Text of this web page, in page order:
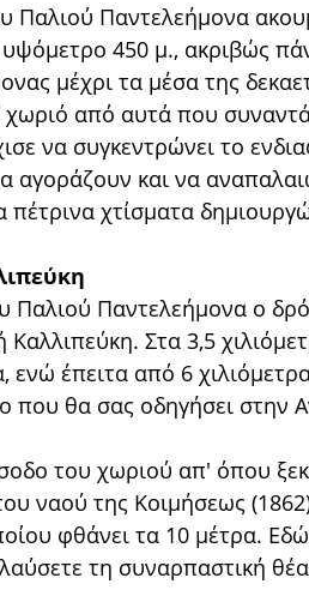
Παλιού Παντελεήμονα
450 μ., ακριβώς
μέχρι τα μέσα της
από αυτά που
να συγκεντρώνει το
αγοράζουν και να
χτίσματα
Παντελεήμονα ο
Στα 3,5
έπειτα από 6
που θα σας οδηγήσει στην
του χωριού απ' όπου
ναού της Κοιμήσεως
φθάνει τα 10 μέτρα.
τη συναρπαστική